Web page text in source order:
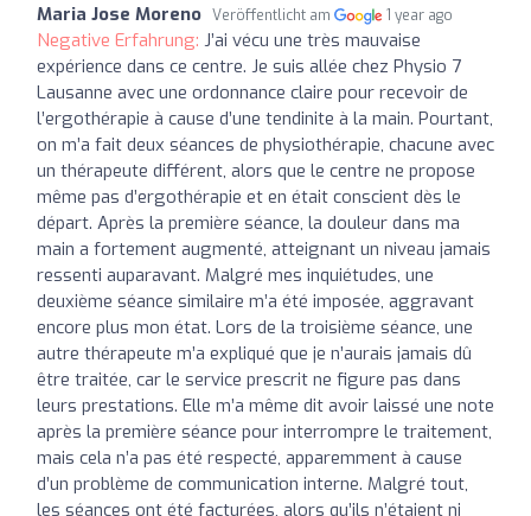
Maria Jose Moreno Veröffentlicht am 1 year ago
Negative Erfahrung: J’ai vécu une très mauvaise
expérience dans ce centre. Je suis allée chez Physio 7
Lausanne avec une ordonnance claire pour recevoir de
l’ergothérapie à cause d’une tendinite à la main. Pourtant,
on m’a fait deux séances de physiothérapie, chacune avec
un thérapeute différent, alors que le centre ne propose
même pas d’ergothérapie et en était conscient dès le
départ. Après la première séance, la douleur dans ma
main a fortement augmenté, atteignant un niveau jamais
ressenti auparavant. Malgré mes inquiétudes, une
deuxième séance similaire m’a été imposée, aggravant
encore plus mon état. Lors de la troisième séance, une
autre thérapeute m’a expliqué que je n’aurais jamais dû
être traitée, car le service prescrit ne figure pas dans
leurs prestations. Elle m’a même dit avoir laissé une note
après la première séance pour interrompre le traitement,
mais cela n’a pas été respecté, apparemment à cause
d’un problème de communication interne. Malgré tout,
les séances ont été facturées, alors qu’ils n’étaient ni